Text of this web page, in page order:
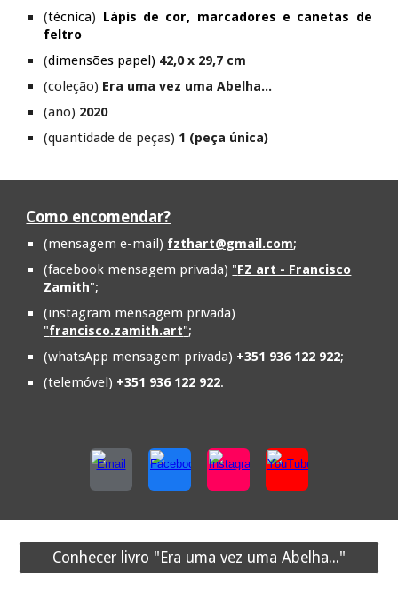
(técnica) Lápis de cor, marcadores e canetas de
feltro
(dimensões papel) 42,0 x 29,7 cm
(coleção) Era uma vez uma Abelha...
(ano) 2020
(quantidade de peças) 1 (peça única)
Como encomendar?
(mensagem e-mail) fzthart@gmail.com;
(facebook mensagem privada) "FZ art - Francisco
Zamith";
(instagram mensagem privada)
"francisco.zamith.art";
(whatsApp mensagem privada) +351 936 122 922;
(telemóvel) +351 936 122 922.
Conhecer livro "Era uma vez uma Abelha..."